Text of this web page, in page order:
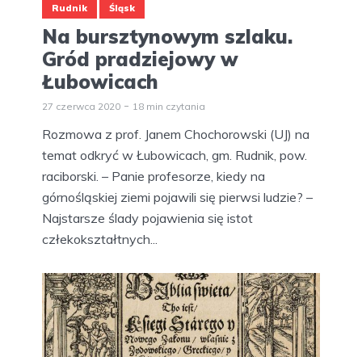
Rudnik Śląsk
Na bursztynowym szlaku.
Gród pradziejowy w
Łubowicach
27 czerwca 2020 18 min czytania
Rozmowa z prof. Janem Chochorowski (UJ) na
temat odkryć w Łubowicach, gm. Rudnik, pow.
raciborski. – Panie profesorze, kiedy na
górnośląskiej ziemi pojawili się pierwsi ludzie? –
Najstarsze ślady pojawienia się istot
człekokształtnych...